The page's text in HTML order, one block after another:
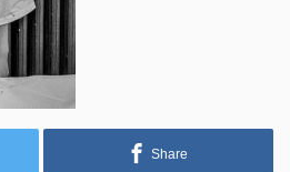
Share